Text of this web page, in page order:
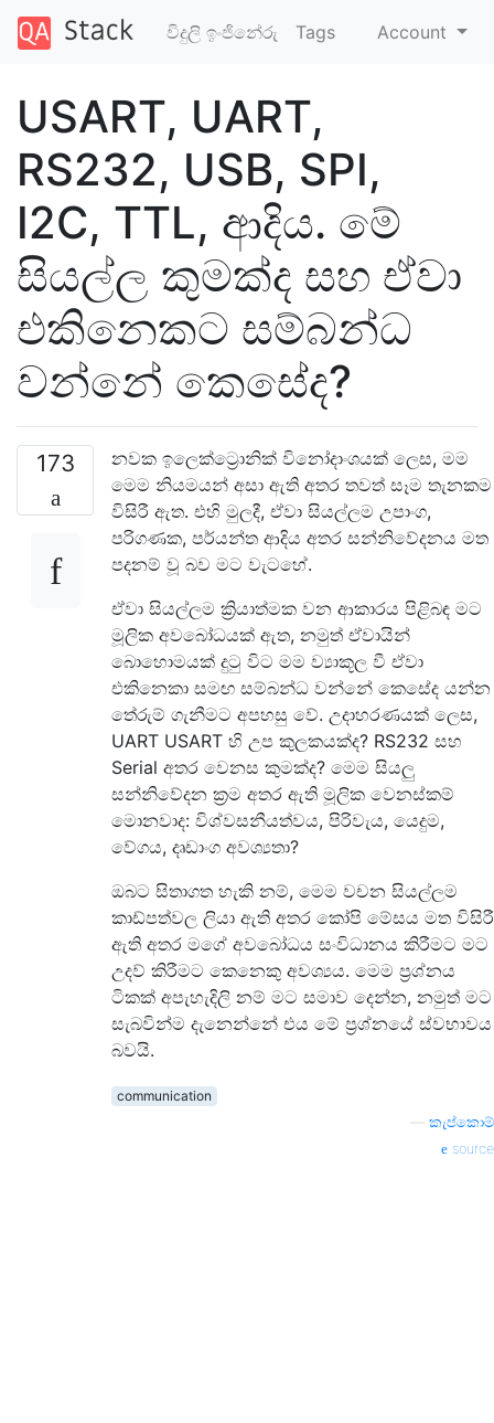
විදුලි ඉංජිනේරු Tags Account
USART, UART,
RS232, USB, SPI,
I2C, TTL, ආදිය. මේ
සියල්ල කුමක්ද සහ ඒවා
එකිනෙකට සම්බන්ධ
වන්නේ කෙසේද?
173
නවක ඉලෙක්ට්‍රොනික් විනෝදාංශයක් ලෙස, මම
මෙම නියමයන් අසා ඇති අතර තවත් සෑම තැනකම
විසිරී ඇත. එහි මුලදී, ඒවා සියල්ලම උපාංග,
පරිගණක, පර්යන්ත ආදිය අතර සන්නිවේදනය මත
පදනම් වූ බව මට වැටහේ.
ඒවා සියල්ලම ක්‍රියාත්මක වන ආකාරය පිළිබඳ මට
මූලික අවබෝධයක් ඇත, නමුත් ඒවායින්
බොහොමයක් දුටු විට මම ව්‍යාකූල වී ඒවා
එකිනෙකා සමඟ සම්බන්ධ වන්නේ කෙසේද යන්න
තේරුම් ගැනීමට අපහසු වේ. උදාහරණයක් ලෙස,
UART USART හි උප කුලකයක්ද? RS232 සහ
Serial අතර වෙනස කුමක්ද? මෙම සියලු
සන්නිවේදන ක්‍රම අතර ඇති මූලික වෙනස්කම්
මොනවාද: විශ්වසනීයත්වය, පිරිවැය, යෙදුම,
වේගය, දෘඩාංග අවශ්‍යතා?
ඔබට සිතාගත හැකි නම්, මෙම වචන සියල්ලම
කාඩ්පත්වල ලියා ඇති අතර කෝපි මේසය මත විසිරී
ඇති අතර මගේ අවබෝධය සංවිධානය කිරීමට මට
උදව් කිරීමට කෙනෙකු අවශ්‍යය. මෙම ප්‍රශ්නය
ටිකක් අපැහැදිලි නම් මට සමාව දෙන්න, නමුත් මට
සැබවින්ම දැනෙන්නේ එය මේ ප්‍රශ්නයේ ස්වභාවය
බවයි.
communication
කැප්කොම්
source